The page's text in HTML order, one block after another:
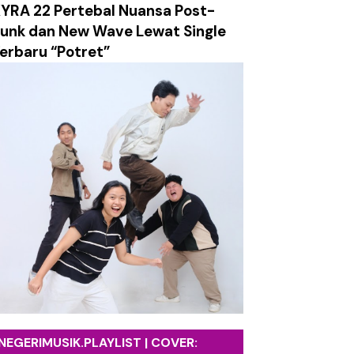
Surely Dies”
Utama Album Terbaru
Aneh"
22 Pertebal Nuansa Post-
dan New Wave Lewat Single
“Potret”
| COVER: